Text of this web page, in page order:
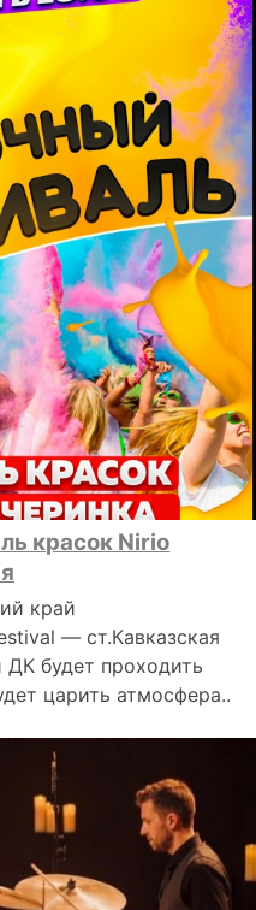
красок Nirio
край
— ст.Кавказская
будет проходить
царить атмосфера..